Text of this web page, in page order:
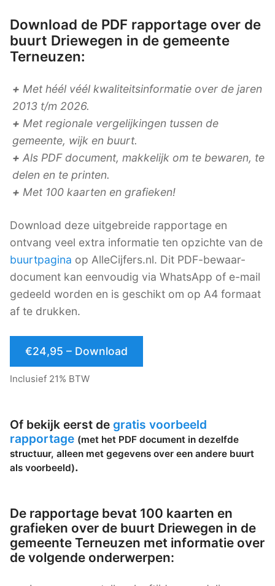
Download de PDF rapportage over de
buurt Driewegen in de gemeente
Terneuzen:
+ Met héél véél kwaliteitsinformatie over de jaren
2013 t/m 2026.
+ Met regionale vergelijkingen tussen de
gemeente, wijk en buurt.
+ Als PDF document, makkelijk om te bewaren, te
delen en te printen.
+ Met 100 kaarten en grafieken!
Download deze uitgebreide rapportage en
ontvang veel extra informatie ten opzichte van de
buurtpagina op AlleCijfers.nl. Dit PDF-bewaar-
document kan eenvoudig via WhatsApp of e-mail
gedeeld worden en is geschikt om op A4 formaat
af te drukken.
€24,95 – Download
Inclusief 21% BTW
Of bekijk eerst de gratis voorbeeld
rapportage (met het PDF document in dezelfde
structuur, alleen met gegevens over een andere buurt
als voorbeeld).
De rapportage bevat 100 kaarten en
grafieken over de buurt Driewegen in de
gemeente Terneuzen met informatie over
de volgende onderwerpen: